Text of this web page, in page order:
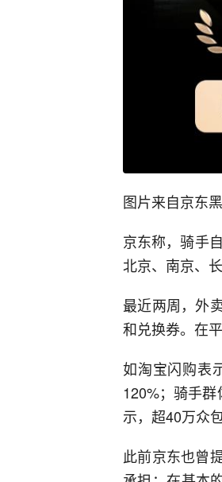
图片来自京东
京东称，骑手
北京、南京、
最近两周，外
和兑换券。在
如淘宝闪购表
120%；骑手
示，超40万众
此前京东也曾